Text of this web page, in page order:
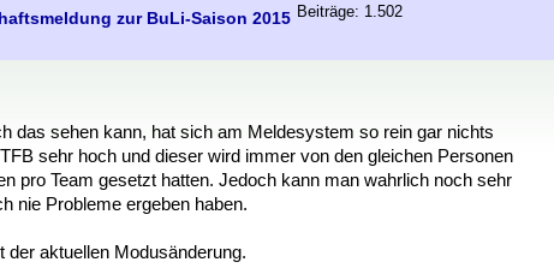
zur BuLi-Saison 2015 Beiträge: 1.502
das sehen kann, hat sich am Meldesystem so rein gar nichts
sehr hoch und dieser wird immer von den gleichen Personen
pro Team gesetzt hatten. Jedoch kann man wahrlich noch sehr
nie Probleme ergeben haben.
aktuellen Modusänderung.